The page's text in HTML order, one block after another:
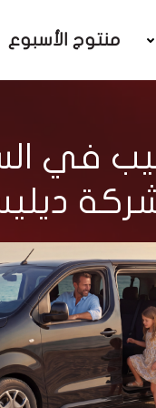
منتوج الأسبوع
في
ديليس توفر